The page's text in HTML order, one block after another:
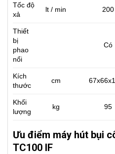
Tốc độ
xả
lt / min 200
Thiết
bị
phao
nổi
Có
Kích
thước
cm
Khối
lượng
kg 95
Ưu điểm máy hút bụi
TC100 IF